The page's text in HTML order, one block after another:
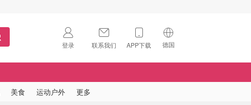
登录 联系我们 APP下载 德国
🇺🇸
美食 运动户外 更多